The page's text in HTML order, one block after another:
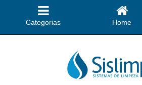
Categorias Home